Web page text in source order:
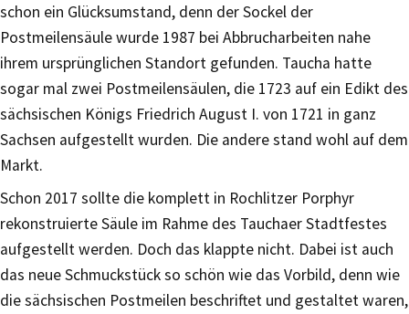
schon ein Glücksumstand, denn der Sockel der
Postmeilensäule wurde 1987 bei Abbrucharbeiten nahe
ihrem ursprünglichen Standort gefunden. Taucha hatte
sogar mal zwei Postmeilensäulen, die 1723 auf ein Edikt des
sächsischen Königs Friedrich August I. von 1721 in ganz
Sachsen aufgestellt wurden. Die andere stand wohl auf dem
Markt.
Schon 2017 sollte die komplett in Rochlitzer Porphyr
rekonstruierte Säule im Rahme des Tauchaer Stadtfestes
aufgestellt werden. Doch das klappte nicht. Dabei ist auch
das neue Schmuckstück so schön wie das Vorbild, denn wie
die sächsischen Postmeilen beschriftet und gestaltet waren,